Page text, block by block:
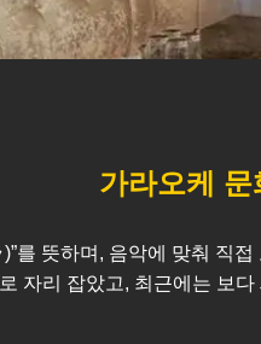
가라오케 문
를 뜻하며, 음악에 맞춰
자리 잡았고, 최근에는 보